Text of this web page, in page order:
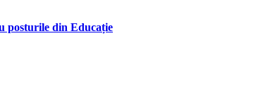
posturile din Educație